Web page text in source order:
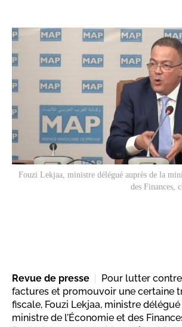
Fouzi Lekjaa, ministre délégué auprès de la
des Finances,
Revue de presse
Pour lutter
factures et promouvoir une certaine
fiscale, Fouzi Lekjaa, ministre
ministre de l’Économie et des